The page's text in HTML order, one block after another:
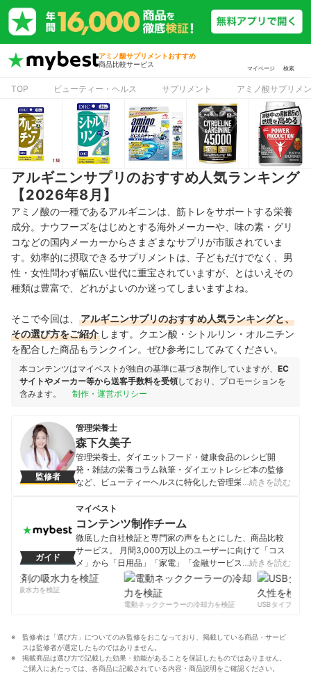
アミノ酸サプリメントおすすめ
商品比較サービス
マイページ 検索
TOP ビューティー・ヘルス サプリメント アミノ酸サプリメ
アルギニンサプリのおすすめ人気ランキング
【2026年8月】
アミノ酸の一種であるアルギニンは、筋トレをサポートする栄養
成分。ナウフーズをはじめとする海外メーカーや、味の素・グリ
コなどの国内メーカーからさまざまなサプリが市販されていま
す。効率的に摂取できるサプリメントは、子どもだけでなく、男
性・女性問わず幅広い世代に重宝されていますが、とはいえその
種類は豊富で、どれがよいのか迷ってしまいますよね。
そこで今回は、 アルギニンサプリのおすすめ人気ランキングと、
その選び方をご紹介 します。クエン酸・シトルリン・オルニチン
を配合した商品もランクイン。ぜひ参考にしてみてください。
本コンテンツはマイベストが独自の基準に基づき制作していますが、 EC
サイトやメーカー等から送客手数料を受領しており、プロモーションを
含みます。
制作・運営ポリシー
監修者
管理栄養士
森下久美子
管理栄養士。ダイエットフード・健康食品のレシピ開
発・雑誌の栄養コラム執筆・ダイエットレシピ本の監修
など、ビューティーヘルスに特化した管理栄養士として
のボディメイクなど、ダイエットに悩む人への生活習慣
に合わせた的確な指導に定評があり、指導実績は延べ
2000人超え。 東京農業大学農学部栄養学科を卒業後、管
理栄養士を取得。大手ダイエットジムにてダイエット向
けの食事指導を担当したのち、フリーランスになる。介
護職員初任者研修も取得しており、元気なうちから健康
寿命を延ばすために必要な栄養の知識と調理力、食事選
択力をアウトプットすることを目指して、食と健康に関
わる活動をしている。愛知県出身。
…続きを読む
ガイド
マイベスト
コンテンツ制作チーム
徹底した自社検証と専門家の声をもとにした、商品比較
サービス。 月間3,000万以上のユーザーに向けて「コス
メ」から「日用品」「家電」「金融サービス」まで、ベ
ストな商品を選んでもらうために、毎日コンテンツを制
コンテンツ制作チームのプロフィール
…続きを読む
の吸水力を検証
電動ネッククーラーの冷却力を検証
USBタイプCケー
監修者は「選び方」についてのみ監修をおこなっており、掲載している商品・サービ
スは監修者が選定したものではありません。
掲載商品は選び方で記載した効果・効能があることを保証したものではありません。
ご購入にあたっては、各商品に記載されている内容・商品説明をご確認ください。